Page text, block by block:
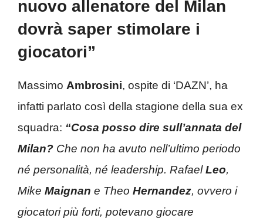
nuovo allenatore del Milan
dovrà saper stimolare i
giocatori”
Massimo Ambrosini, ospite di ‘DAZN’, ha
infatti parlato così della stagione della sua ex
squadra: “Cosa posso dire sull’annata del
Milan? Che non ha avuto nell’ultimo periodo
né personalità, né leadership. RafaelLeo,
Mike Maignan e Theo Hernandez, ovvero i
giocatori più forti, potevano giocare